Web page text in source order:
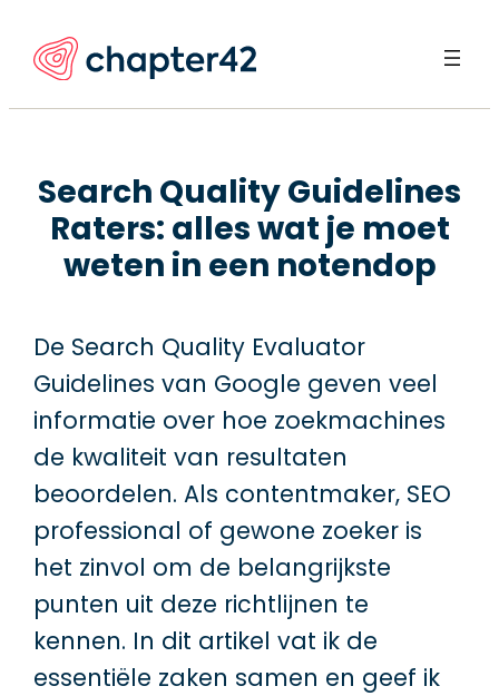
naar
Search Quality Guidelines
Raters: alles wat je moet
weten in een notendop
De Search Quality Evaluator
Guidelines van Google geven veel
informatie over hoe zoekmachines
de kwaliteit van resultaten
beoordelen. Als contentmaker, SEO
professional of gewone zoeker is
het zinvol om de belangrijkste
punten uit deze richtlijnen te
kennen. In dit artikel vat ik de
essentiële zaken samen en geef ik